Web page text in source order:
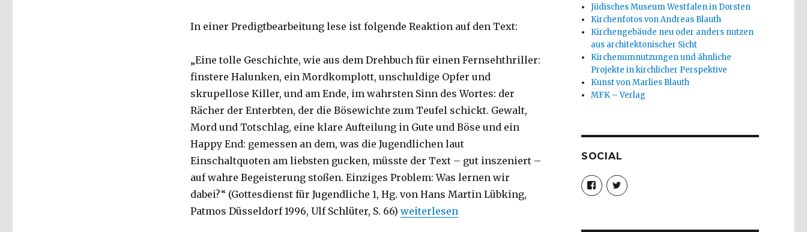
In einer Predigtbearbeitung lese ist folgende Reaktion auf den Text:
„Eine tolle Geschichte, wie aus dem Drehbuch für einen Fernsehthriller:
finstere Halunken, ein Mordkomplott, unschuldige Opfer und
skrupellose Killer, und am Ende, im wahrsten Sinn des Wortes: der
Rächer der Enterbten, der die Bösewichte zum Teufel schickt. Gewalt,
Mord und Totschlag, eine klare Aufteilung in Gute und Böse und ein
Happy End: gemessen an dem, was die Jugendlichen laut
Einschaltquoten am liebsten gucken, müsste der Text – gut inszeniert –
auf wahre Begeisterung stoßen. Einziges Problem: Was lernen wir
dabei?“ (Gottesdienst für Jugendliche 1, Hg. von Hans Martin Lübking,
Patmos Düsseldorf 1996, Ulf Schlüter, S. 66) „Predigt über Markus 12,1-12, Sonntag Reminiszere, Christoph Fleischer, Welver
weiterlesen
Jüdisches Museum Westfalen in Dorsten
Kirchenfotos von Andreas Blauth
Kirchengebäude neu oder anders nutzen
aus architektonischer Sicht
Kirchenumnutzungen und ähnliche
Projekte in kirchlicher Perspektive
Kunst von Marlies Blauth
MFK – Verlag
SOCIAL
Profil
von
christoph.fleischer1
anzeigen
Profil
von
anzeigen